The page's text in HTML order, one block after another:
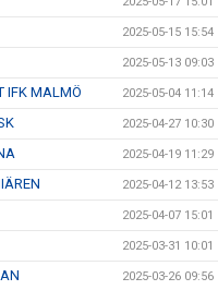
2025-05-15 15:54
2025-05-13 09:03
IFK MALMÖ 2025-05-04 11:14
2025-04-27 10:30
2025-04-19 11:29
2025-04-12 13:53
2025-04-07 15:01
2025-03-31 10:01
2025-03-26 09:56